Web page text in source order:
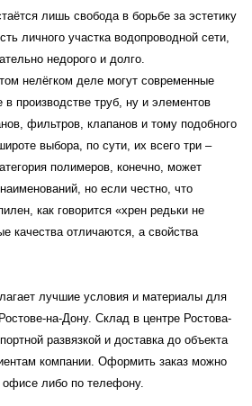
лишь свобода в борьбе за эстетику
личного участка водопроводной сети,
недорого и долго.
нелёгком деле могут современные
производстве труб, ну и элементов
фильтров, клапанов и тому подобного
выбора, по сути, их всего три –
полимеров, конечно, может
но если честно, что
как говорится «хрен редьки не
качества отличаются, а свойства
лучшие условия и материалы для
на-Дону. Склад в центре Ростова-
развязкой и доставка до объекта
компании. Оформить заказ можно
офисе либо по телефону.